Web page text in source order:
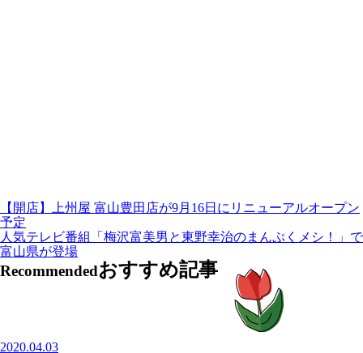
【開店】上州屋 富山豊田店が9月16日にリニューアルオープン
予定
人気テレビ番組「梅沢富美男と東野幸治のまんぷくメシ！」で
富山県が登場
Recommendedおすすめ記事
2020.04.03